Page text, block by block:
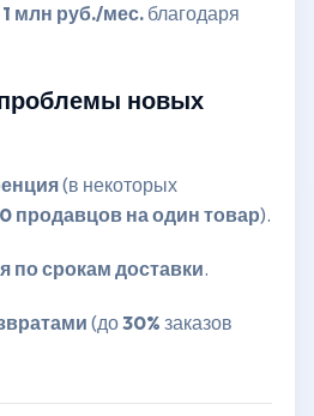
1 млн руб./мес.благодаря
новых
(в некоторых
продавцов на один товар).
по срокам доставки.
(до30% заказов